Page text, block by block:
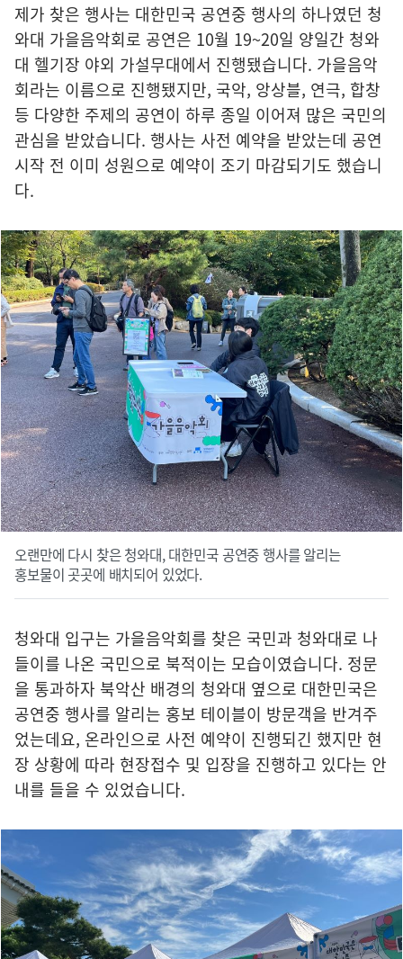
제가 찾은 행사는 대한민국 공연중 행사의 하나였던 청
와대 가을음악회로 공연은 10월 19~20일 양일간 청와
대 헬기장 야외 가설무대에서 진행됐습니다. 가을음악
회라는 이름으로 진행됐지만, 국악, 앙상블, 연극, 합창
등 다양한 주제의 공연이 하루 종일 이어져 많은 국민의
관심을 받았습니다. 행사는 사전 예약을 받았는데 공연
시작 전 이미 성원으로 예약이 조기 마감되기도 했습니
다.
오랜만에 다시 찾은 청와대, 대한민국 공연중 행사를 알리는
홍보물이 곳곳에 배치되어 있었다.
청와대 입구는 가을음악회를 찾은 국민과 청와대로 나
들이를 나온 국민으로 북적이는 모습이였습니다. 정문
을 통과하자 북악산 배경의 청와대 옆으로 대한민국은
공연중 행사를 알리는 홍보 테이블이 방문객을 반겨주
었는데요, 온라인으로 사전 예약이 진행되긴 했지만 현
장 상황에 따라 현장접수 및 입장을 진행하고 있다는 안
내를 들을 수 있었습니다.